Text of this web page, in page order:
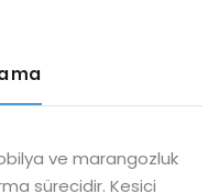
ve marangozluk
sürecidir. Kesici